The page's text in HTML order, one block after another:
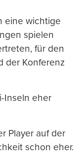
eine wichtige
spielen
für den
der Konferenz
Inseln eher
Player auf der
schon eher.